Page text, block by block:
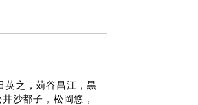
英之，苅谷昌江，黒
沙都子，松岡悠，